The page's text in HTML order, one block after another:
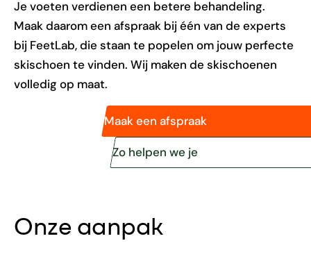
Je voeten verdienen een betere behandeling.
Maak daarom een afspraak bij één van de experts
bij FeetLab, die staan te popelen om jouw perfecte
skischoen te vinden. Wij maken de skischoenen
volledig op maat.
Maak een afspraak
Zo helpen we je
Onze aanpak